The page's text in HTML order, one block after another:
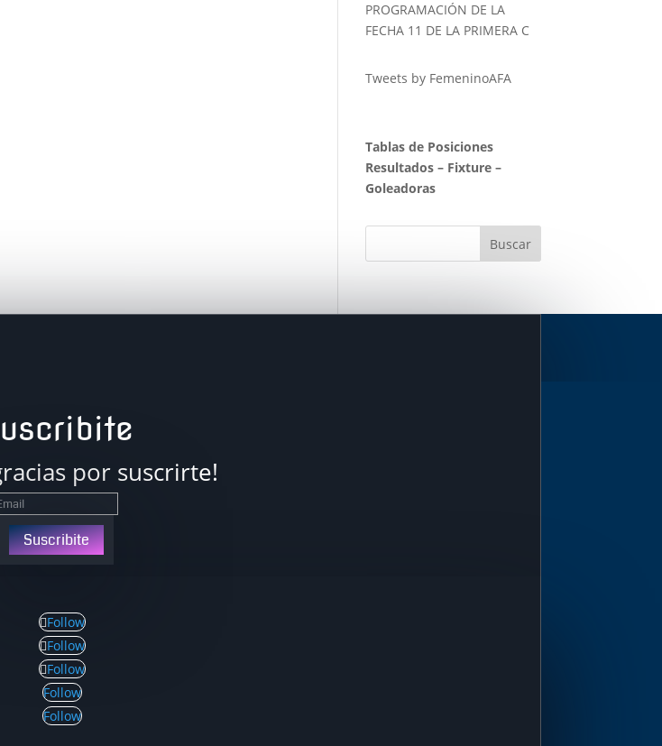
PROGRAMACIÓN DE LA
FECHA 11 DE LA PRIMERA C
Tweets by FemeninoAFA
Tablas de Posiciones
Resultados – Fixture –
Goleadoras
por suscrirte!
Suscribite
Follow
Follow
Follow
Follow
Follow